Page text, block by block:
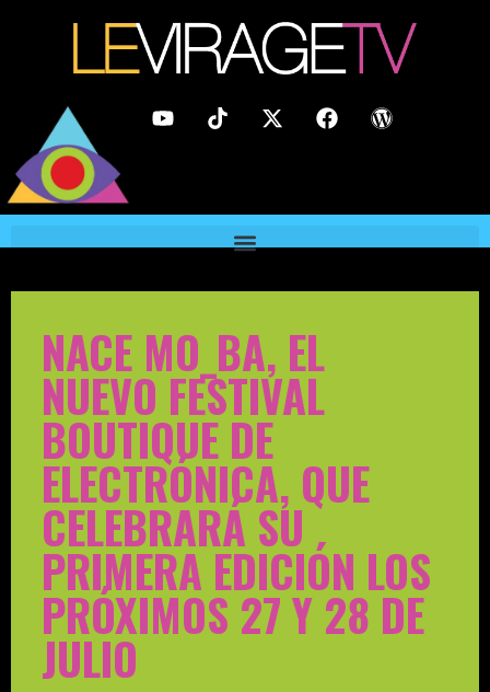
NACE MO_BA, EL
NUEVO FESTIVAL
BOUTIQUE DE
ELECTRÓNICA, QUE
CELEBRARÁ SU
PRIMERA EDICIÓN LOS
PRÓXIMOS 27 Y 28 DE
JULIO